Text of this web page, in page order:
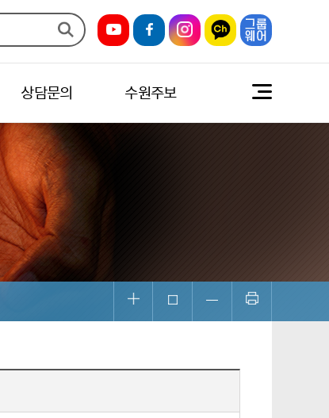
상담문의 수원주보